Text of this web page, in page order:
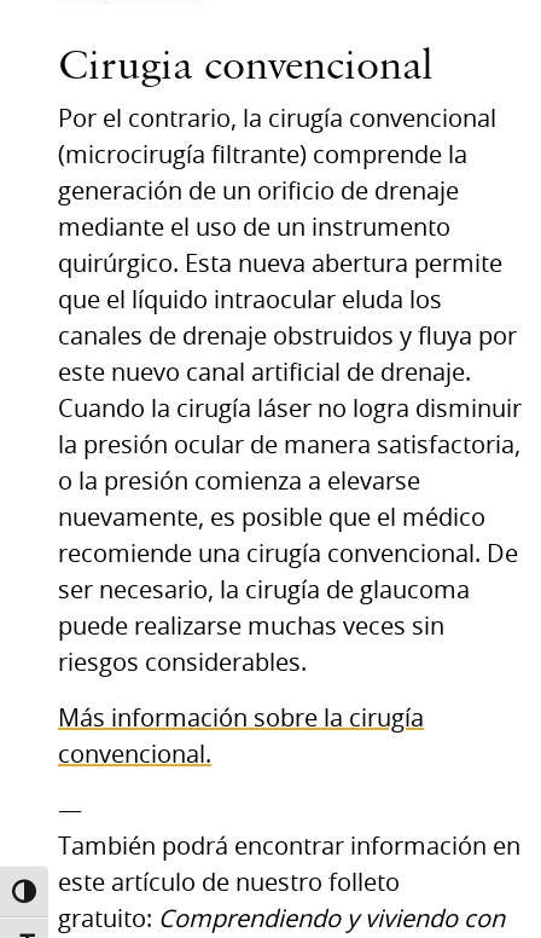
TOGGLE HIGH CONTRAST
Cirugia convencional
Por el contrario, la cirugía convencional
(microcirugía filtrante) comprende la
generación de un orificio de drenaje
mediante el uso de un instrumento
quirúrgico. Esta nueva abertura permite
que el líquido intraocular eluda los
canales de drenaje obstruidos y fluya por
este nuevo canal artificial de drenaje.
Cuando la cirugía láser no logra disminuir
la presión ocular de manera satisfactoria,
o la presión comienza a elevarse
nuevamente, es posible que el médico
recomiende una cirugía convencional. De
ser necesario, la cirugía de glaucoma
puede realizarse muchas veces sin
riesgos considerables.
Más información sobre la cirugía
convencional.
—
También podrá encontrar información en
este artículo de nuestro folleto
gratuito: Comprendiendo y viviendo con